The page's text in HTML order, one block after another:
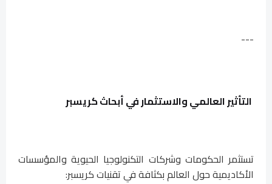
---
التأثير العالمي والاستثمار في أبحاث كريسبر
تستثمر الحكومات وشركات التكنولوجيا الحيوية والمؤسسات
الأكاديمية حول العالم بكثافة في تقنيات كريسبر: